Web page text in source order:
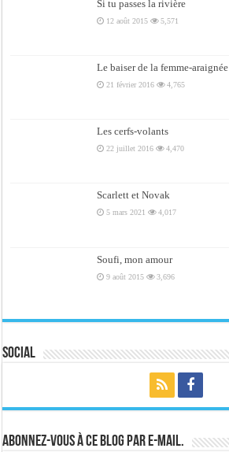
Si tu passes la rivière
12 août 2015 5,571
Le baiser de la femme-araignée
21 février 2016 4,765
Les cerfs-volants
22 juillet 2016 4,470
Scarlett et Novak
5 mars 2021 4,017
Soufi, mon amour
9 août 2015 3,696
Social
Abonnez-vous à ce blog par e-mail.